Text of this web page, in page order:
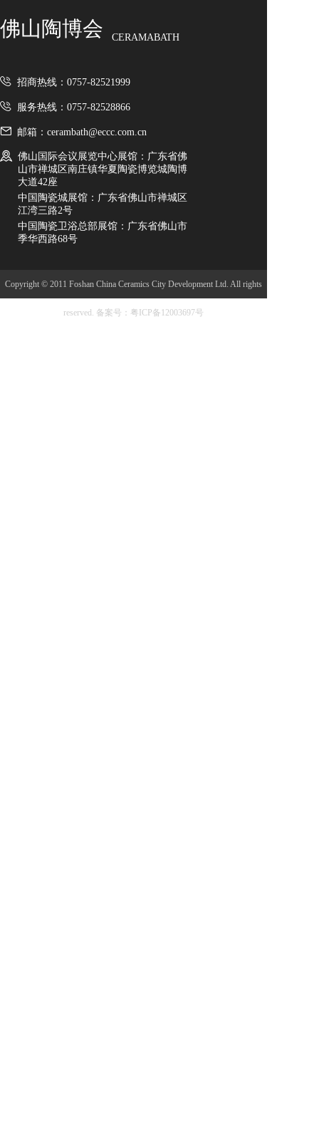
佛山陶博会 CERAMABATH
招商热线：0757-82521999
服务热线：0757-82528866
邮箱：cerambath@eccc.com.cn
佛山国际会议展览中心展馆：广东省佛
山市禅城区南庄镇华夏陶瓷博览城陶博
大道42座
中国陶瓷城展馆：广东省佛山市禅城区
江湾三路2号
中国陶瓷卫浴总部展馆：广东省佛山市
季华西路68号
Copyright © 2011 Foshan China Ceramics City Development Ltd. All rights
reserved. 备案号：粤ICP备12003697号